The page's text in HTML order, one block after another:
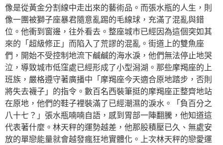
像是從黃金分割線中走出來的藝術品。而張水瓶的人生，則
像一團被獅子座暴君隨意亂踢的毛線球，充滿了混亂與錯
位。他衝到窗邊，往外看去。整座城市已經因為這個突如其
來的「超級修正」而陷入了荒謬的混亂。街道上的雙魚座
們，開始不受控制地流下鹹鹹的海水淚，他們無法停止地哭
泣，導致城市低窪處已經形成了小型潟湖。那些摩羯座的上
班族，嚴格遵守著廣播中「摩羯座今天適合原地踏步，否則
將失去襪子」的指令。數百名西裝筆挺的摩羯座正整齊地站
在原地，他們的鞋子裡裝滿了已經潮濕的淚水。「負百分之
八十七？」張水瓶喃喃自語，感到胃部一陣翻騰，他知道這
代表著什麼。林天秤的運勢越差，他那股積壓已久、無處安
放的單戀能量就會越發瘋狂地實體化。上次林天秤的戀愛運